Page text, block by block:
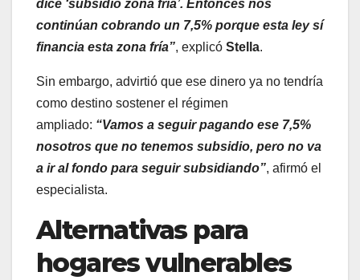
dice ‘subsidio zona fría’. Entonces nos
continúan cobrando un 7,5% porque esta ley sí
financia esta zona fría”, explicó Stella.
Sin embargo, advirtió que ese dinero ya no tendría
como destino sostener el régimen
ampliado: “Vamos a seguir pagando ese 7,5%
nosotros que no tenemos subsidio, pero no va
a ir al fondo para seguir subsidiando”, afirmó el
especialista.
Alternativas para
hogares vulnerables